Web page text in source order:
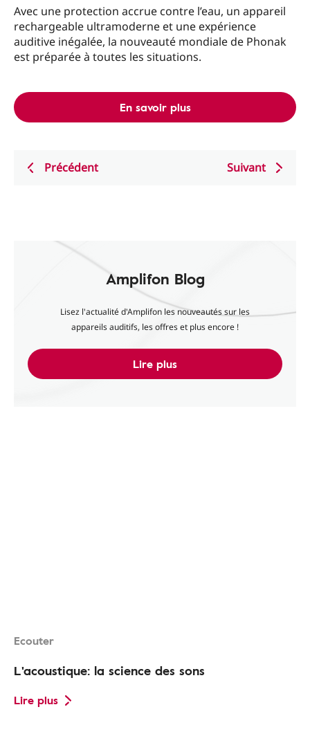
Avec une protection accrue contre l’eau, un appareil
rechargeable ultramoderne et une expérience
auditive inégalée, la nouveauté mondiale de Phonak
est préparée à toutes les situations.
En savoir plus
Précédent Suivant
Amplifon Blog
Lisez l'actualité d'Amplifon les nouveautés sur les
appareils auditifs, les offres et plus encore !
Lire plus
Ecouter
L'acoustique: la science des sons
Lire plus